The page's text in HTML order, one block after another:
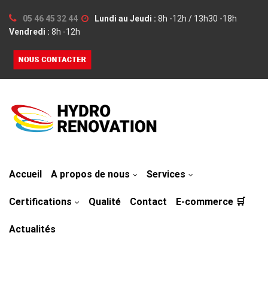
05 46 45 32 44 Lundi au Jeudi : 8h -12h / 13h30 -18h
Vendredi : 8h -12h
Accueil A propos de nous Services
Certifications Qualité Contact E-commerce 🛒
Actualités